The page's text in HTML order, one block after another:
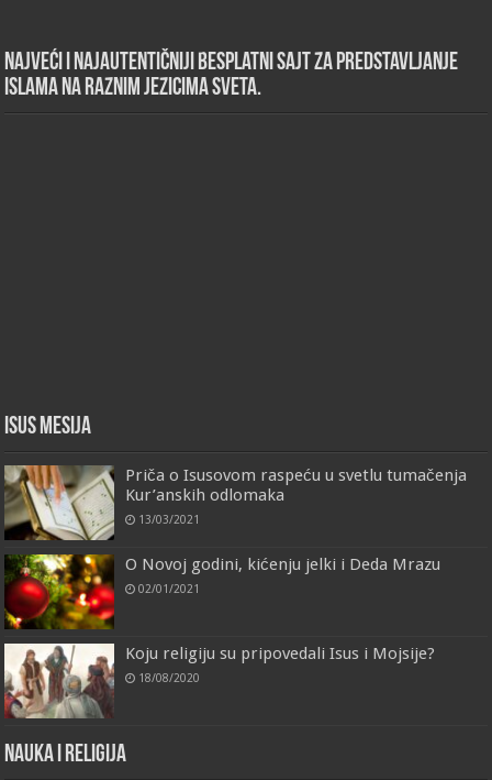
Najveći i najautentičniji besplatni sajt za predstavljanje
islama na raznim jezicima sveta.
Isus Mesija
Priča o Isusovom raspeću u svetlu tumačenja
Kur’anskih odlomaka
13/03/2021
O Novoj godini, kićenju jelki i Deda Mrazu
02/01/2021
Koju religiju su pripovedali Isus i Mojsije?
18/08/2020
Nauka i religija